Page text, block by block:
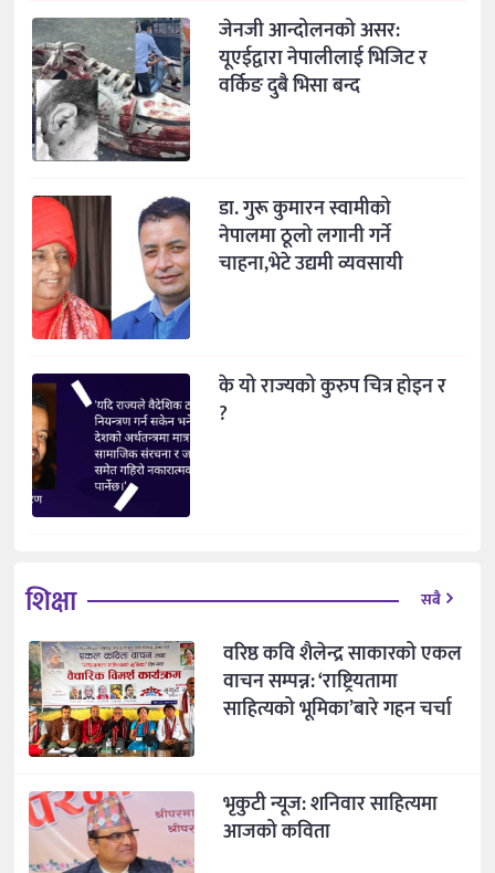
जेनजी आन्दोलनको असर:
यूएईद्वारा नेपालीलाई भिजिट र
वर्किङ दुबै भिसा बन्द
डा. गुरू कुमारन स्वामीको
नेपालमा ठूलो लगानी गर्ने
चाहना,भेटे उद्यमी व्यवसायी
के यो राज्यको कुरुप चित्र होइन र
?
शिक्षा सबै
वरिष्ठ कवि शैलेन्द्र साकारको एकल
वाचन सम्पन्न: ‘राष्ट्रियतामा
साहित्यको भूमिका’बारे गहन चर्चा
भृकुटी न्यूज: शनिवार साहित्यमा
आजको कविता